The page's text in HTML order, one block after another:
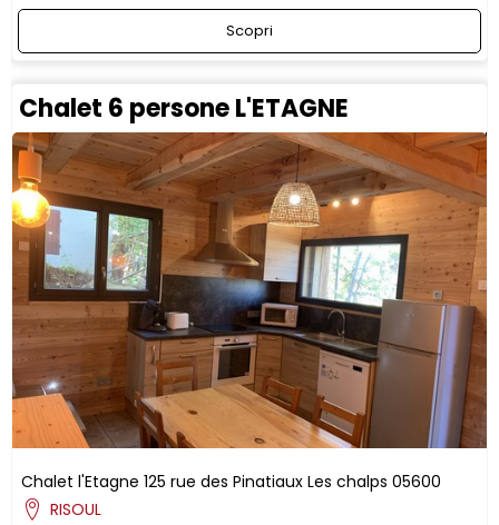
Scopri
Chalet 6 persone L'ETAGNE
Chalet l'Etagne 125 rue des Pinatiaux Les chalps 05600
RISOUL